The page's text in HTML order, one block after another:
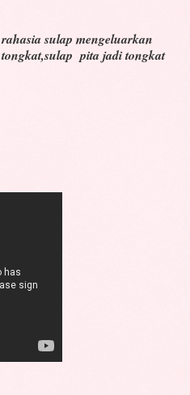
rahasia sulap mengeluarkan
tongkat,sulap pita jadi tongkat